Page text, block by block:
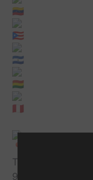
Trio Night CLUB
909 E Burnside